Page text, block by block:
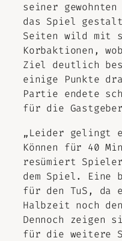
seiner
das Spiel
Seiten wild mit
Korbaktionen,
Ziel deutlich
einige Punkte
Partie endete
für die
„Leider gelingt
Können für 40
resümiert
dem Spiel. Eine
für den TuS, da
Halbzeit noch
Dennoch zeigen
für die weitere